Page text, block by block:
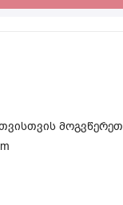
მოგვწერეთ